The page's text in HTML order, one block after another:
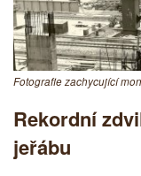
Fotografie zachycující
Rekordní
jeřábu